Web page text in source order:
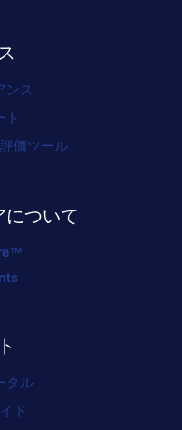
ンス
ト
価ツール
について
タル
ド